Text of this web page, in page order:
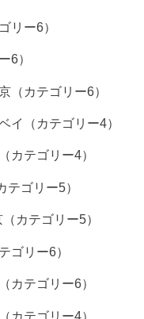
リー6）
6）
（カテゴリー6）
イ（カテゴリー4）
カテゴリー4）
ゴリー5）
カテゴリー5）
ゴリー6）
カテゴリー6）
カテゴリー4）